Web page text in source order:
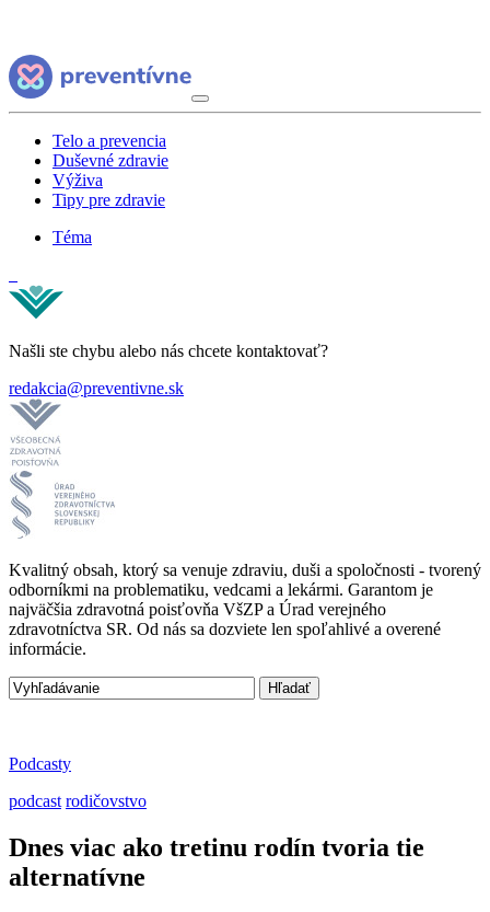
Telo a prevencia
Duševné zdravie
Výživa
Tipy pre zdravie
Téma
Našli ste chybu alebo nás chcete kontaktovať?
redakcia@preventivne.sk
Kvalitný obsah, ktorý sa venuje zdraviu, duši a spoločnosti - tvorený
odborníkmi na problematiku, vedcami a lekármi. Garantom je
najväčšia zdravotná poisťovňa VšZP a Úrad verejného
zdravotníctva SR. Od nás sa dozviete len spoľahlivé a overené
informácie.
Podcasty
podcast rodičovstvo
Dnes viac ako tretinu rodín tvoria tie
alternatívne